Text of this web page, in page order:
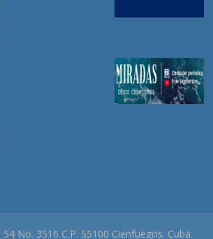
54 No. 3516 C.P. 55100 Cienfuegos. Cuba.